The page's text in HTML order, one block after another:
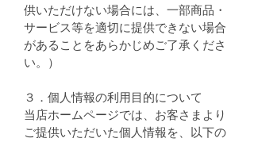
供いただけない場合には、一部商品・
サービス等を適切に提供できない場合
があることをあらかじめご了承くださ
い。）
３．個人情報の利用目的について
当店ホームページでは、お客さまより
ご提供いただいた個人情報を、以下の